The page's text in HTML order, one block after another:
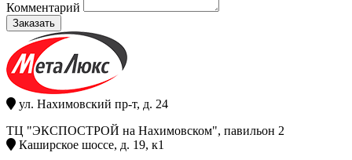
Комментарий
Заказать
ул. Нахимовский пр-т, д. 24
ТЦ "ЭКСПОСТРОЙ на Нахимовском", павильон 2
Каширское шоссе, д. 19, к1